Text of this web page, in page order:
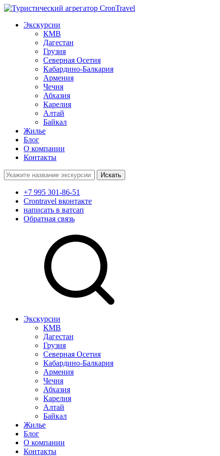
Экскурсии
КМВ
Дагестан
Грузия
Северная Осетия
Кабардино-Балкария
Армения
Чечня
Абхазия
Карелия
Алтай
Байкал
Жилье
Блог
О компании
Контакты
Поиск:
+7 995 301-86-51
Crontravel вконтакте
написать в ватсап
Обратная связь
Экскурсии
КМВ
Дагестан
Грузия
Северная Осетия
Кабардино-Балкария
Армения
Чечня
Абхазия
Карелия
Алтай
Байкал
Жилье
Блог
О компании
Контакты